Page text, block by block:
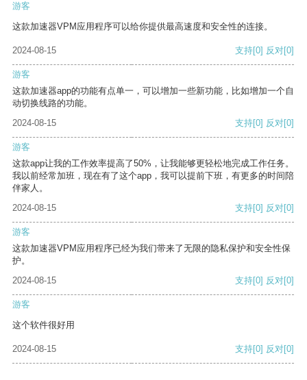
游客
这款加速器VPM应用程序可以给你提供最高速度和安全性的连接。
2024-08-15 支持[0] 反对[0]
游客
这款加速器app的功能有点单一，可以增加一些新功能，比如增加一个自
动切换线路的功能。
2024-08-15
支持[0] 反对[0]
游客
这款app让我的工作效率提高了50%，让我能够更轻松地完成工作任务。
我以前经常加班，现在有了这个app，我可以提前下班，有更多的时间陪
伴家人。
2024-08-15
支持[0] 反对[0]
游客
这款加速器VPM应用程序已经为我们带来了无限的隐私保护和安全性保
护。
2024-08-15
支持[0] 反对[0]
游客
这个软件很好用
2024-08-15 支持[0] 反对[0]